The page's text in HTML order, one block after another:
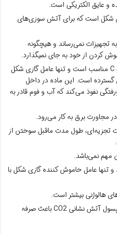
و عایق الکتریکی است.
شکل است که برای آتش سوزی‌های
نمی‌رساند و هیچگونه
کردن از خود به جای نمیگذارد.
برای آتش‌های کلاس B ، A و C مناسب است و تنها عامل گازی شکل
است. این ماده در داخل
نفوذ می‌کند که آب و فوم قادر به
مجاورت برق به کار می‌رود.
تجزیه‌ای، طول مدت ماقبل سوختن از
مهم نمی‌باشد.
و تنها عامل خاموش کننده گازی شکل با
هالوژنی بیشتر است.
به دلیل دسترسی داخلی به کپسول آتش نشانی CO2 باعث صرفه